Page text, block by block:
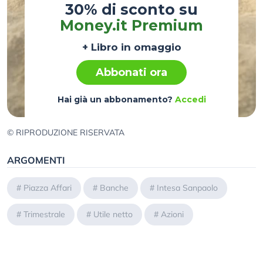
30% di sconto su
Money.it Premium
+ Libro in omaggio
Abbonati ora
Hai già un abbonamento? Accedi
© RIPRODUZIONE RISERVATA
ARGOMENTI
# Piazza Affari # Banche # Intesa Sanpaolo
# Trimestrale # Utile netto # Azioni